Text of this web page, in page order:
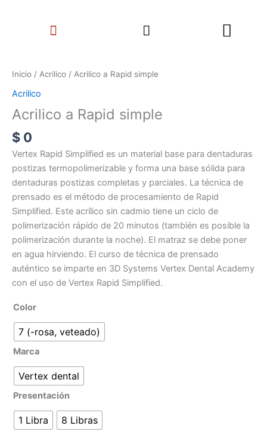
Menu Search
Inicio / Acrilico / Acrilico a Rapid simple
Acrilico
Acrilico a Rapid simple
$ 0
Vertex Rapid Simplified es un material base para dentaduras
postizas termopolimerizable y forma una base sólida para
dentaduras postizas completas y parciales. La técnica de
prensado es el método de procesamiento de Rapid
Simplified. Este acrílico sin cadmio tiene un ciclo de
polimerización rápido de 20 minutos (también es posible la
polimerización durante la noche). El matraz se debe poner
en agua hirviendo. El curso de técnica de prensado
auténtico se imparte en 3D Systems Vertex Dental Academy
con el uso de Vertex Rapid Simplified.
Color
7 (-rosa, veteado)
Marca
Vertex dental
Presentación
1 Libra 8 Libras
a
simple
cantidad